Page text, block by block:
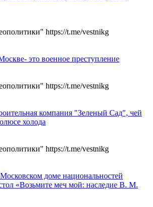
https://t.me/vestnikg
это военное преступление
https://t.me/vestnikg
компания "Зеленый Сад", чей
холода
https://t.me/vestnikg
доме национальностей
«Возьмите меч мой: наследие В. М.